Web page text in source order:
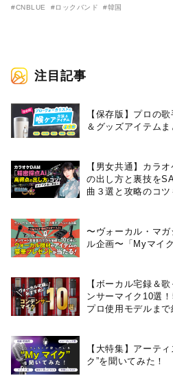
2023 ～CALLING～＠
#CNBLUE #ロックバンド #韓国
注目記事
【保存版】プロの
＆グッズアイテムま
【男女共通】カラ
の出し方と裏技を
曲３選と攻略のコツ
〜ヴォーカル・マ
ル企画〜「Myマイ
【ボーカル宅録＆
ンサーマイク10選
プロ使用モデルまで
【大特集】アーテ
ク”を聞いてみた！